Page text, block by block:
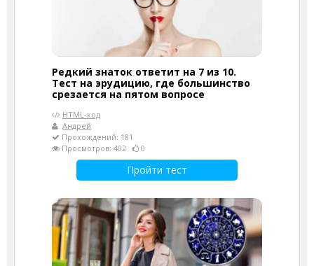
Редкий знаток ответит на 7 из 10.
Тест на эрудицию, где большинство
срезается на пятом вопросе
HTML-код
Андрей
Прохождений: 181
Просмотров: 402
0
Пройти тест